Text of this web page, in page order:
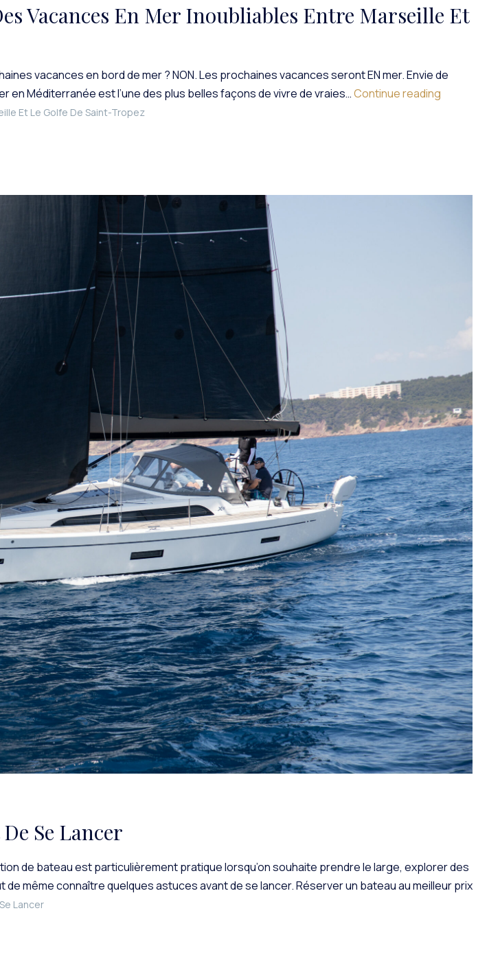
Vacances En Mer Inoubliables Entre Marseille Et
vacances en bord de mer ? NON. Les prochaines vacances seront EN mer. Envie de
en Méditerranée est l’une des plus belles façons de vivre de vraies…Continue reading
Et Le Golfe De Saint-Tropez
Se Lancer
de bateau est particulièrement pratique lorsqu’on souhaite prendre le large, explorer des
même connaître quelques astuces avant de se lancer. Réserver un bateau au meilleur prix
Lancer